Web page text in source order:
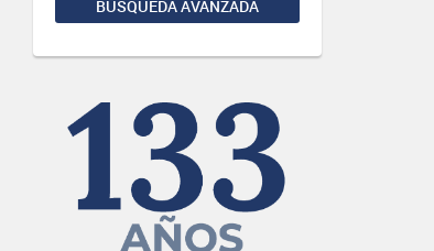
BÚSQUEDA AVANZADA